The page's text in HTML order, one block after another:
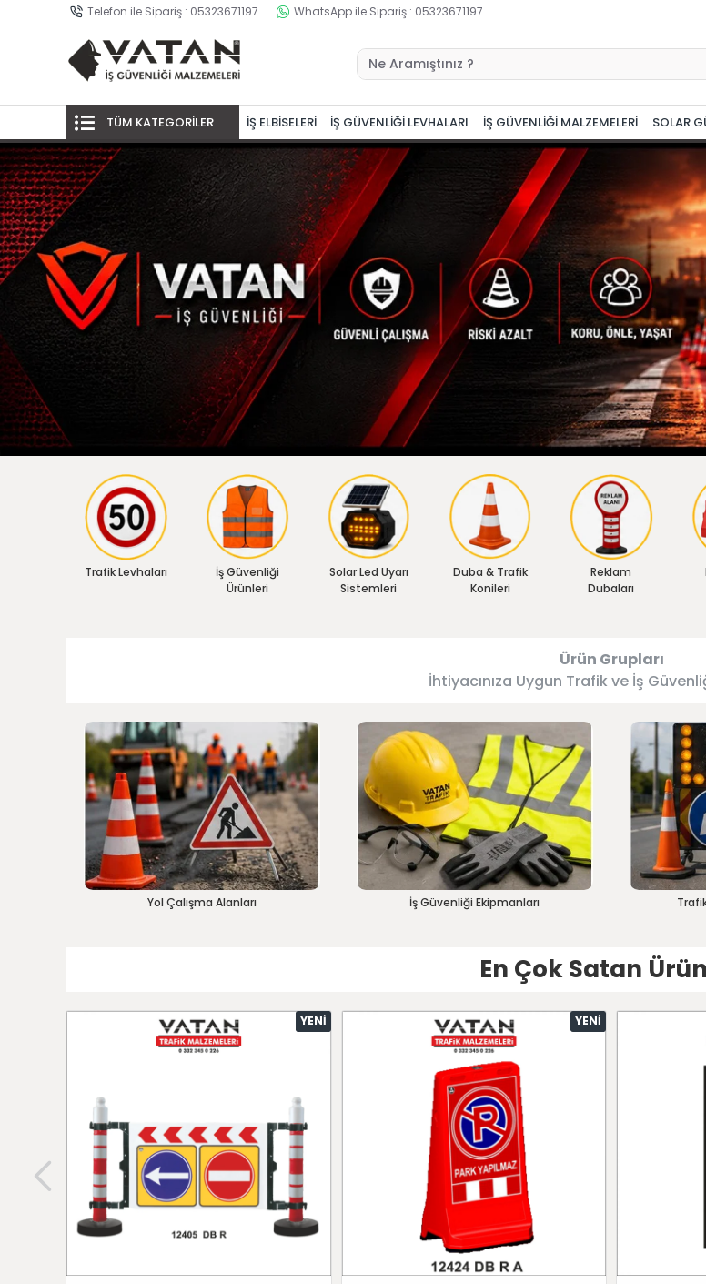
Telefon ile Sipariş : 05323671197 WhatsApp ile Sipariş : 05323671197
TÜM KATEGORİLER İŞ ELBİSELERİ İŞ GÜVENLİĞİ LEVHALARI İŞ GÜVENLİĞİ MALZEMELERİ SOLAR
Trafik Levhaları
İş Güvenliği
Ürünleri
Solar Led Uyarı
Sistemleri
Duba & Trafik
Konileri
Reklam
Dubaları
Ürün Grupları
İhtiyacınıza Uygun Trafik ve İş
Yol Çalışma Alanları İş Güvenliği Ekipmanları
En Çok Satan
YENI YENI